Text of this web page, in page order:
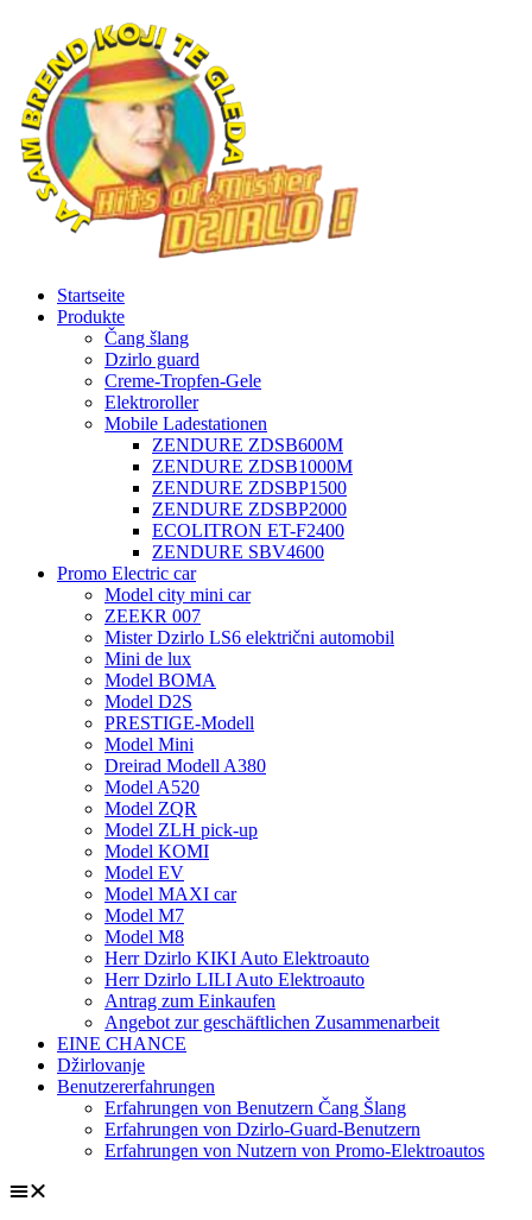
Startseite
Produkte
Čang šlang
Dzirlo guard
Creme-Tropfen-Gele
Elektroroller
Mobile Ladestationen
ZENDURE ZDSB600M
ZENDURE ZDSB1000M
ZENDURE ZDSBP1500
ZENDURE ZDSBP2000
ECOLITRON ET-F2400
ZENDURE SBV4600
Promo Electric car
Model city mini car
ZEEKR 007
Mister Dzirlo LS6 električni automobil
Mini de lux
Model BOMA
Model D2S
PRESTIGE-Modell
Model Mini
Dreirad Modell A380
Model A520
Model ZQR
Model ZLH pick-up
Model KOMI
Model EV
Model MAXI car
Model M7
Model M8
Herr Dzirlo KIKI Auto Elektroauto
Herr Dzirlo LILI Auto Elektroauto
Antrag zum Einkaufen
Angebot zur geschäftlichen Zusammenarbeit
EINE CHANCE
Džirlovanje
Benutzererfahrungen
Erfahrungen von Benutzern Čang Šlang
Erfahrungen von Dzirlo-Guard-Benutzern
Erfahrungen von Nutzern von Promo-Elektroautos